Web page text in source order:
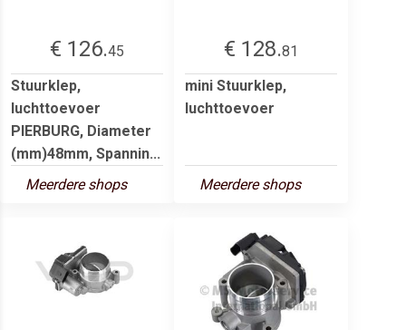
€ 126.45
Stuurklep,
luchttoevoer
PIERBURG, Diameter
(mm)48mm, Spannin...
Meerdere shops
€ 128.81
mini Stuurklep,
luchttoevoer
Meerdere shops